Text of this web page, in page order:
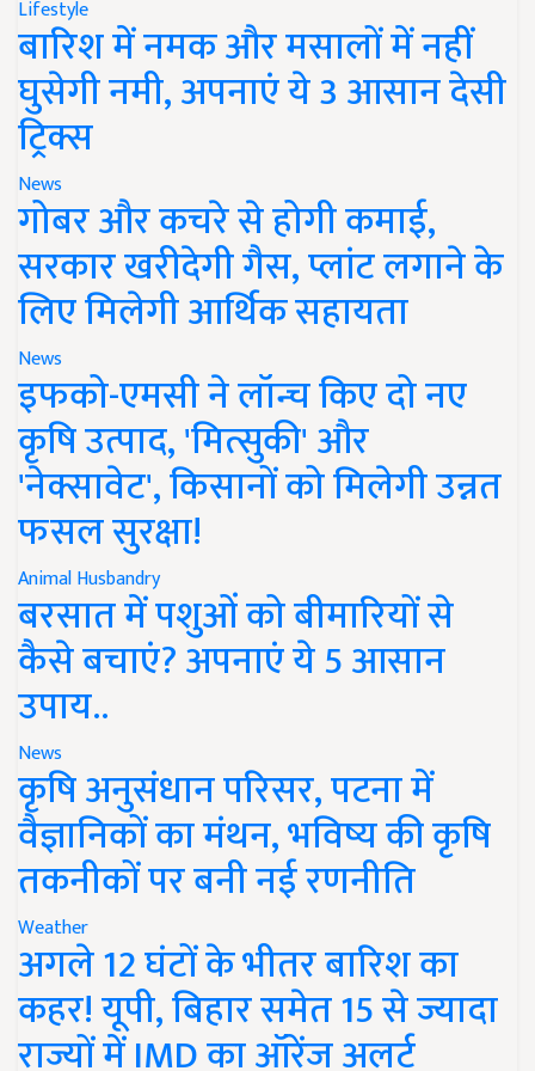
Lifestyle
बारिश में नमक और मसालों में नहीं
घुसेगी नमी, अपनाएं ये 3 आसान देसी
ट्रिक्स
News
गोबर और कचरे से होगी कमाई,
सरकार खरीदेगी गैस, प्लांट लगाने के
लिए मिलेगी आर्थिक सहायता
News
इफको-एमसी ने लॉन्च किए दो नए
कृषि उत्पाद, 'मित्सुकी' और
'नेक्सावेट', किसानों को मिलेगी उन्नत
फसल सुरक्षा!
Animal Husbandry
बरसात में पशुओं को बीमारियों से
कैसे बचाएं? अपनाएं ये 5 आसान
उपाय..
News
कृषि अनुसंधान परिसर, पटना में
वैज्ञानिकों का मंथन, भविष्य की कृषि
तकनीकों पर बनी नई रणनीति
Weather
अगले 12 घंटों के भीतर बारिश का
कहर! यूपी, बिहार समेत 15 से ज्यादा
राज्यों में IMD का ऑरेंज अलर्ट